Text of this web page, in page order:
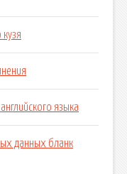
языка
данных бланк